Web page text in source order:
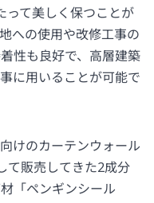
って美しく保つことが
への使用や改修工事の
性も良好で、高層建築
に用いることが可能で
けのカーテンウォール
て販売してきた2成分
「ペンギンシール